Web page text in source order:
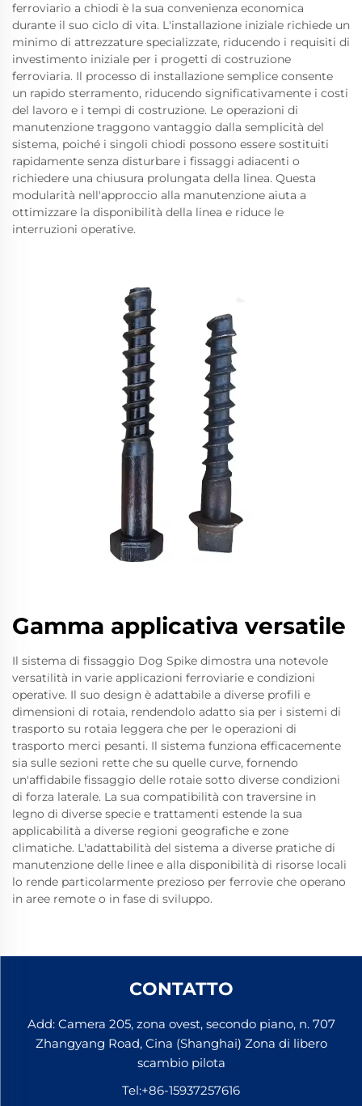
ferroviario a chiodi è la sua convenienza economica
durante il suo ciclo di vita. L'installazione iniziale richiede un
minimo di attrezzature specializzate, riducendo i requisiti di
investimento iniziale per i progetti di costruzione
ferroviaria. Il processo di installazione semplice consente
un rapido sterramento, riducendo significativamente i costi
del lavoro e i tempi di costruzione. Le operazioni di
manutenzione traggono vantaggio dalla semplicità del
sistema, poiché i singoli chiodi possono essere sostituiti
rapidamente senza disturbare i fissaggi adiacenti o
richiedere una chiusura prolungata della linea. Questa
modularità nell'approccio alla manutenzione aiuta a
ottimizzare la disponibilità della linea e riduce le
interruzioni operative.
Gamma applicativa versatile
Il sistema di fissaggio Dog Spike dimostra una notevole
versatilità in varie applicazioni ferroviarie e condizioni
operative. Il suo design è adattabile a diverse profili e
dimensioni di rotaia, rendendolo adatto sia per i sistemi di
trasporto su rotaia leggera che per le operazioni di
trasporto merci pesanti. Il sistema funziona efficacemente
sia sulle sezioni rette che su quelle curve, fornendo
un'affidabile fissaggio delle rotaie sotto diverse condizioni
di forza laterale. La sua compatibilità con traversine in
legno di diverse specie e trattamenti estende la sua
applicabilità a diverse regioni geografiche e zone
climatiche. L'adattabilità del sistema a diverse pratiche di
manutenzione delle linee e alla disponibilità di risorse locali
lo rende particolarmente prezioso per ferrovie che operano
in aree remote o in fase di sviluppo.
CONTATTO
Add: Camera 205, zona ovest, secondo piano, n. 707
Zhangyang Road, Cina (Shanghai) Zona di libero
scambio pilota
Tel:+86-15937257616